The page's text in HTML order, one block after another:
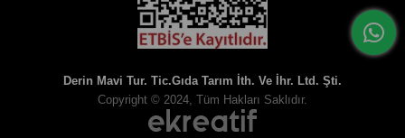
Derin Mavi Tur. Tic.Gıda Tarım İth. Ve İhr. Ltd. Şti.
Copyright © 2024, Tüm Hakları Saklıdır.